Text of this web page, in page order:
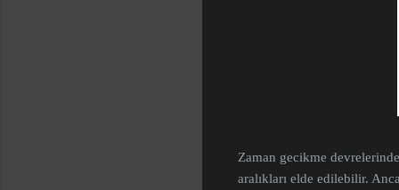
Zaman gecikme
aralıkları elde edilebilir.